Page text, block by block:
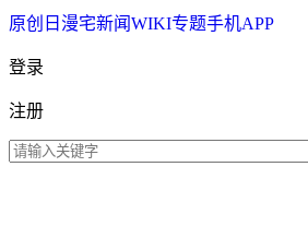
原创 日漫宅新闻WIKI专题手机APP
登录
注册